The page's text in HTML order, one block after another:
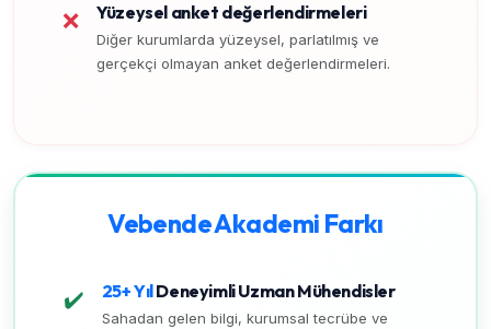
❌ Yüzeysel anket değerlendirmeleri
Diğer kurumlarda yüzeysel, parlatılmış ve
gerçekçi olmayan anket değerlendirmeleri.
Vebende Akademi Farkı
✔️ 25+ YılDeneyimli Uzman Mühendisler
Sahadan gelen bilgi, kurumsal tecrübe ve